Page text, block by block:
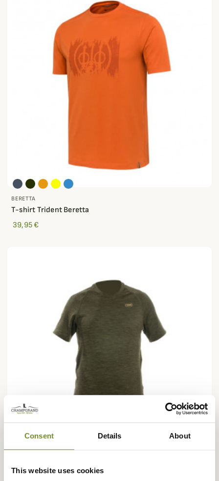
Consent Details About
This website uses cookies
BERETTA
T-shirt Trident Beretta
39,95 €
T-Shirt Trail-S Hart